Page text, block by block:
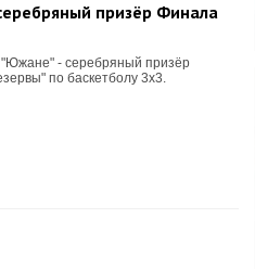
призёр Финала
"Южане" - серебряный призёр
по баскетболу 3x3.